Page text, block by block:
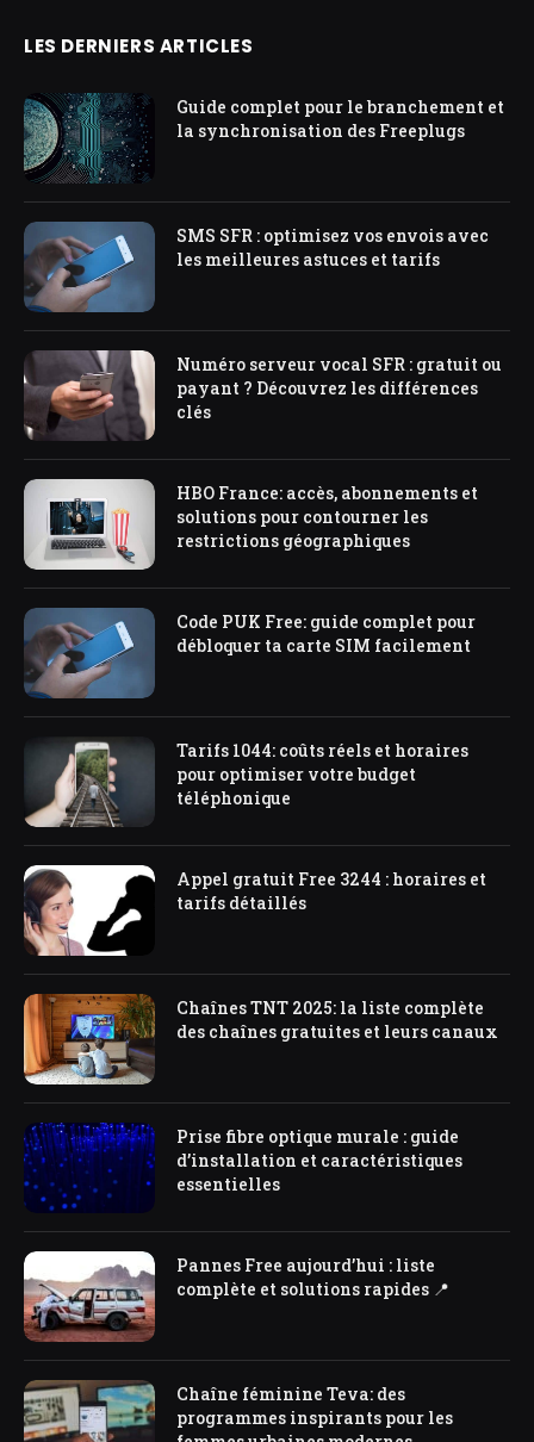
LES DERNIERS ARTICLES
Guide complet pour le branchement et
la synchronisation des Freeplugs
SMS SFR : optimisez vos envois avec
les meilleures astuces et tarifs
Numéro serveur vocal SFR : gratuit ou
payant ? Découvrez les différences
clés
HBO France: accès, abonnements et
solutions pour contourner les
restrictions géographiques
Code PUK Free: guide complet pour
débloquer ta carte SIM facilement
Tarifs 1044: coûts réels et horaires
pour optimiser votre budget
téléphonique
Appel gratuit Free 3244 : horaires et
tarifs détaillés
Chaînes TNT 2025: la liste complète
des chaînes gratuites et leurs canaux
Prise fibre optique murale : guide
d’installation et caractéristiques
essentielles
Pannes Free aujourd’hui : liste
complète et solutions rapides 📍
Chaîne féminine Teva: des
programmes inspirants pour les